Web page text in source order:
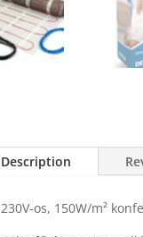
Description
230V-os, 150W/m²